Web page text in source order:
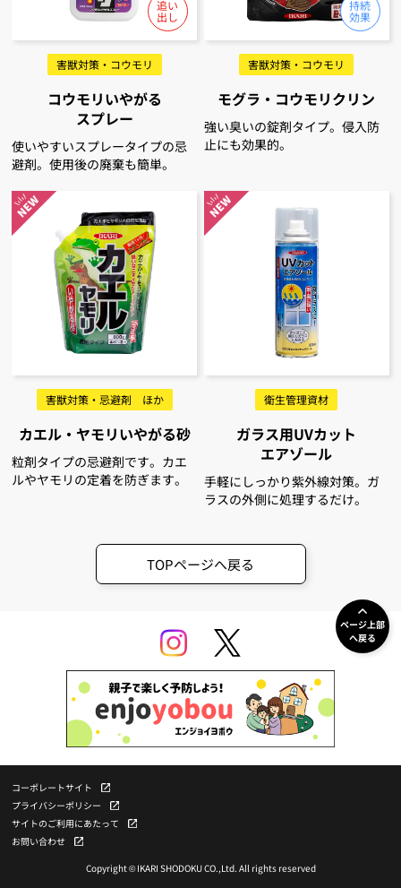
害獣対策・コウモリ
コウモリいやがる
スプレー
使いやすいスプレータイプの忌
避剤。使用後の廃棄も簡単。
害獣対策・コウモリ
モグラ・コウモリクリン
強い臭いの錠剤タイプ。侵入防
止にも効果的。
害獣対策・忌避剤 ほか
カエル・ヤモリいやがる砂
粒剤タイプの忌避剤です。カエ
ルやヤモリの定着を防ぎます。
衛生管理資材
ガラス用UVカット
エアゾール
手軽にしっかり紫外線対策。ガ
ラスの外側に処理するだけ。
TOPページへ戻る
ページ上部
へ戻る
コーポレートサイト
プライバシーポリシー
サイトのご利用にあたって
お問い合わせ
Copyright © IKARI SHODOKU CO.,Ltd. All rights reserved